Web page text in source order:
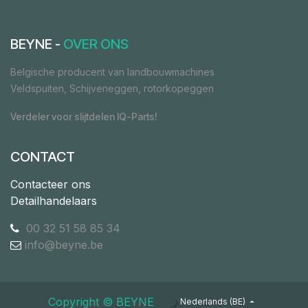
BEYNE - OVER ONS
Belgische producent van landbouwmachines
Veldspuiten, Schijveneggen, rotorkopeggen
Verdeler voor slijtdelen IQ-Parts!
CONTACT
Contacteer ons
Detailhandelaars
00 32 51 58 85 34
info@beyne.be
Copyright ©​ ​BEYNE Nederlands (BE)